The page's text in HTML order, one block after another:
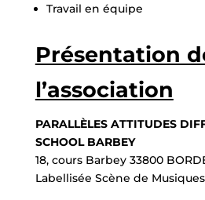
Travail en équipe
Présentation
l’association
PARALLÈLES ATTITUDES
SCHOOL BARBEY
18, cours Barbey 33800
Labellisée Scène de